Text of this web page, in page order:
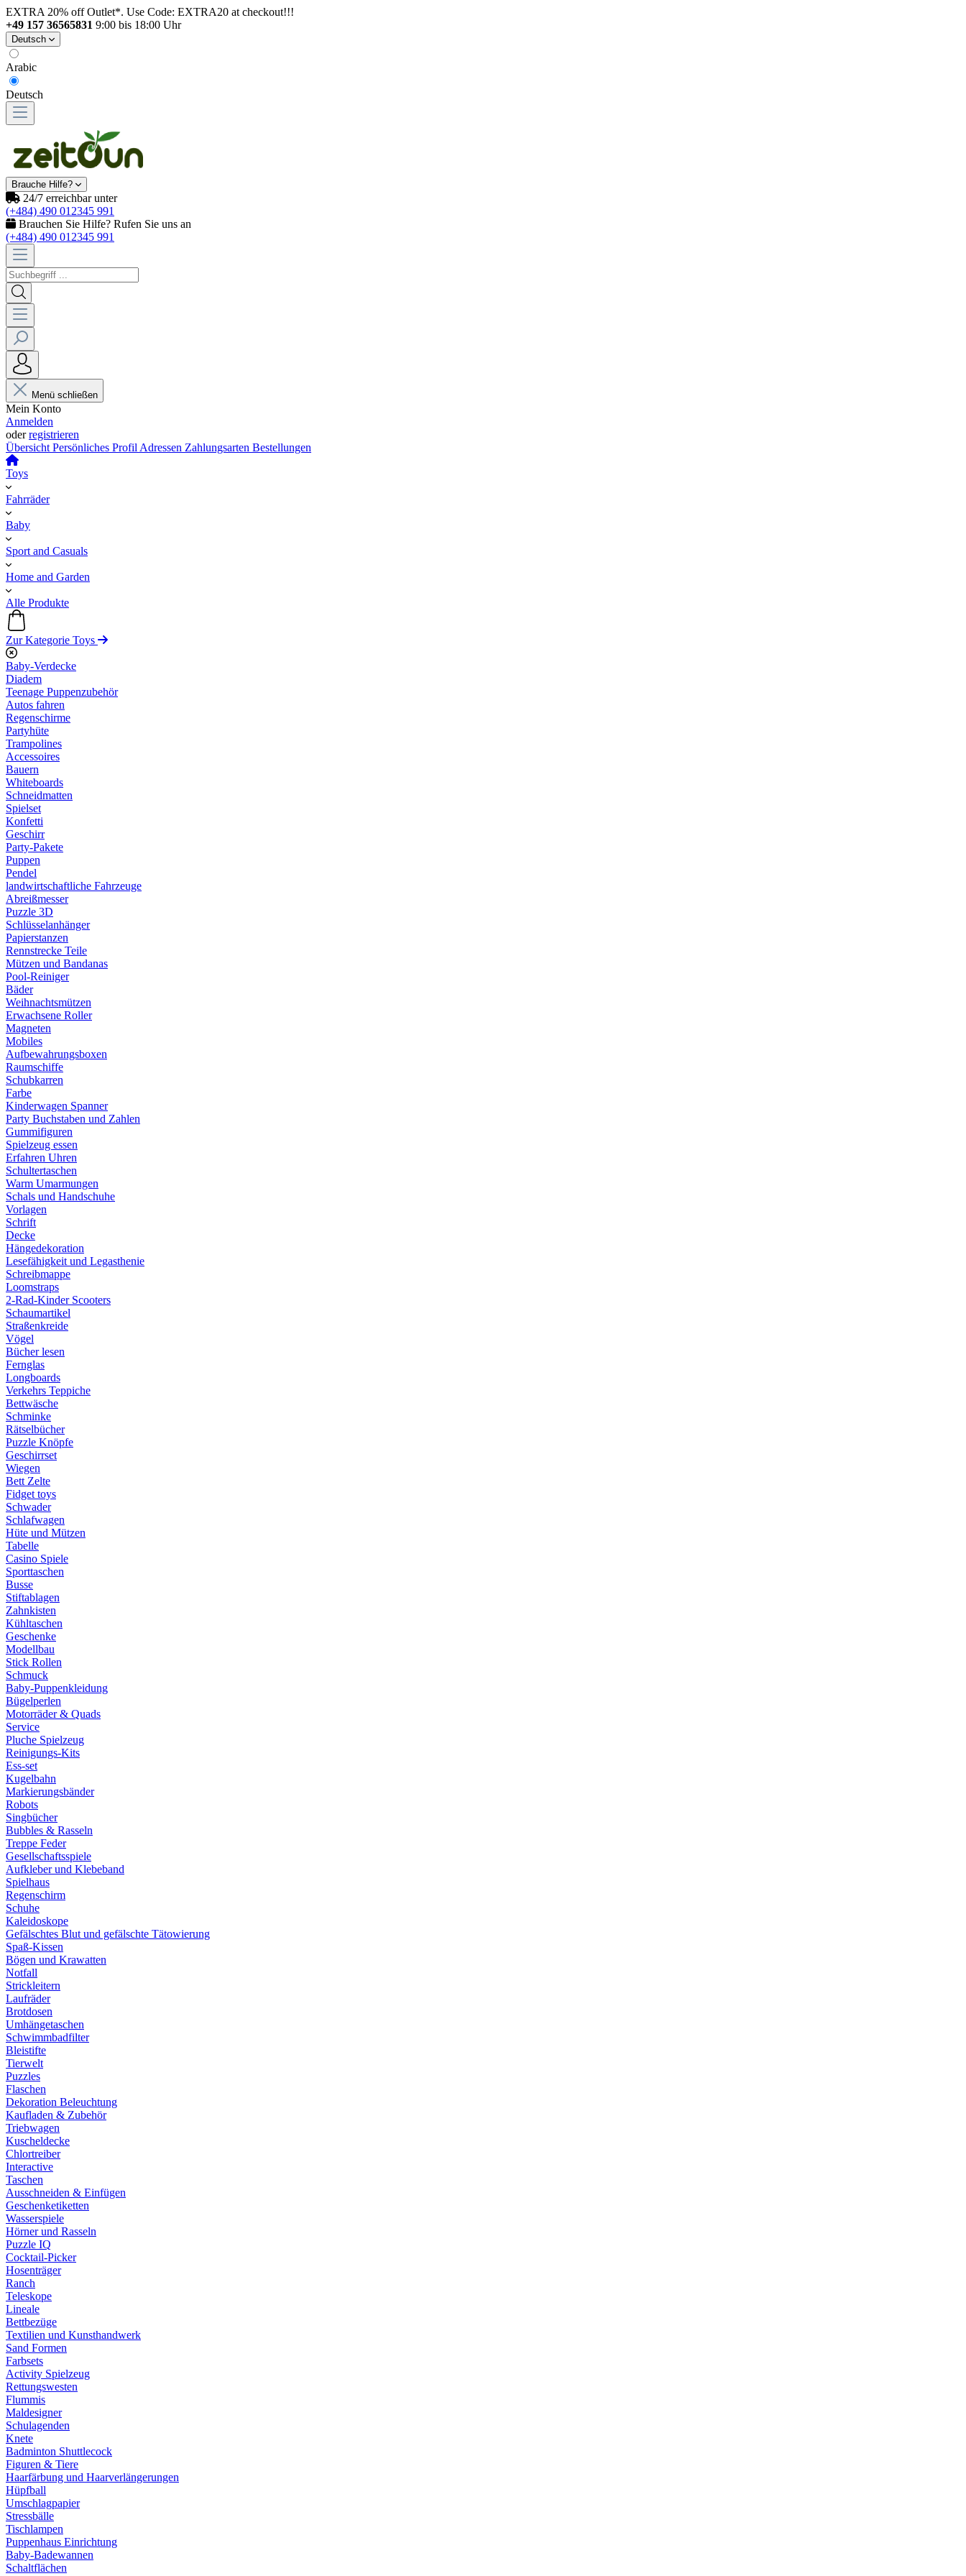
EXTRA 20% off Outlet*. Use Code: EXTRA20 at checkout!!!
+49 157 36565831 9:00 bis 18:00 Uhr
Deutsch
Arabic
Deutsch
Brauche Hilfe?
24/7 erreichbar unter
(+484) 490 012345 991
Brauchen Sie Hilfe? Rufen Sie uns an
(+484) 490 012345 991
Menü schließen
Mein Konto
Anmelden
oderregistrieren
Übersicht Persönliches Profil Adressen Zahlungsarten Bestellungen
Toys
Fahrräder
Baby
Sport and Casuals
Home and Garden
Alle Produkte
Zur Kategorie Toys
Baby-Verdecke
Diadem
Teenage Puppenzubehör
Autos fahren
Regenschirme
Partyhüte
Trampolines
Accessoires
Bauern
Whiteboards
Schneidmatten
Spielset
Konfetti
Geschirr
Party-Pakete
Puppen
Pendel
landwirtschaftliche Fahrzeuge
Abreißmesser
Puzzle 3D
Schlüsselanhänger
Papierstanzen
Rennstrecke Teile
Mützen und Bandanas
Pool-Reiniger
Bäder
Weihnachtsmützen
Erwachsene Roller
Magneten
Mobiles
Aufbewahrungsboxen
Raumschiffe
Schubkarren
Farbe
Kinderwagen Spanner
Party Buchstaben und Zahlen
Gummifiguren
Spielzeug essen
Erfahren Uhren
Schultertaschen
Warm Umarmungen
Schals und Handschuhe
Vorlagen
Schrift
Decke
Hängedekoration
Lesefähigkeit und Legasthenie
Schreibmappe
Loomstraps
2-Rad-Kinder Scooters
Schaumartikel
Straßenkreide
Vögel
Bücher lesen
Fernglas
Longboards
Verkehrs Teppiche
Bettwäsche
Schminke
Rätselbücher
Puzzle Knöpfe
Geschirrset
Wiegen
Bett Zelte
Fidget toys
Schwader
Schlafwagen
Hüte und Mützen
Tabelle
Casino Spiele
Sporttaschen
Busse
Stiftablagen
Zahnkisten
Kühltaschen
Geschenke
Modellbau
Stick Rollen
Schmuck
Baby-Puppenkleidung
Bügelperlen
Motorräder & Quads
Service
Pluche Spielzeug
Reinigungs-Kits
Ess-set
Kugelbahn
Markierungsbänder
Robots
Singbücher
Bubbles & Rasseln
Treppe Feder
Gesellschaftsspiele
Aufkleber und Klebeband
Spielhaus
Regenschirm
Schuhe
Kaleidoskope
Gefälschtes Blut und gefälschte Tätowierung
Spaß-Kissen
Bögen und Krawatten
Notfall
Strickleitern
Laufräder
Brotdosen
Umhängetaschen
Schwimmbadfilter
Bleistifte
Tierwelt
Puzzles
Flaschen
Dekoration Beleuchtung
Kaufladen & Zubehör
Triebwagen
Kuscheldecke
Chlortreiber
Interactive
Taschen
Ausschneiden & Einfügen
Geschenketiketten
Wasserspiele
Hörner und Rasseln
Puzzle IQ
Cocktail-Picker
Hosenträger
Ranch
Teleskope
Lineale
Bettbezüge
Textilien und Kunsthandwerk
Sand Formen
Farbsets
Activity Spielzeug
Rettungswesten
Flummis
Maldesigner
Schulagenden
Knete
Badminton Shuttlecock
Figuren & Tiere
Haarfärbung und Haarverlängerungen
Hüpfball
Umschlagpapier
Stressbälle
Tischlampen
Puppenhaus Einrichtung
Baby-Badewannen
Schaltflächen